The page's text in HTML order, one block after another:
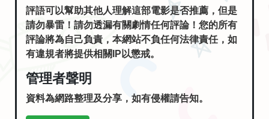
評語可以幫助其他人理解這部電影是否推薦，但是
請勿暴雷！請勿透漏有關劇情任何評論！您的所有
評論將為自己負責，本網站不負任何法律責任，如
有違規者將提供相關IP以懲戒。
管理者聲明
資料為網路整理及分享，如有侵權請告知。